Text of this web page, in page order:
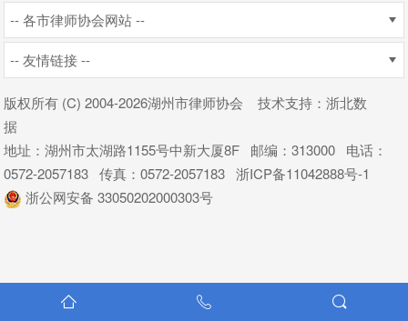
-- 各市律师协会网站 --
-- 友情链接 --
版权所有 (C) 2004-2026湖州市律师协会技术支持 ：浙北数
据
地址：湖州市太湖路1155号中新大厦8F 邮编：313000 电话：
0572-2057183 传真：0572-2057183浙ICP备11042888号-1
浙公网安备 33050202000303号
  